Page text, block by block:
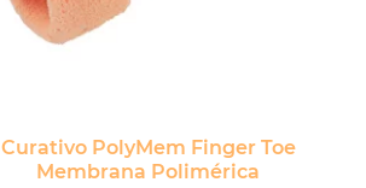
Curativo PolyMem Finger Toe
Membrana Polimérica